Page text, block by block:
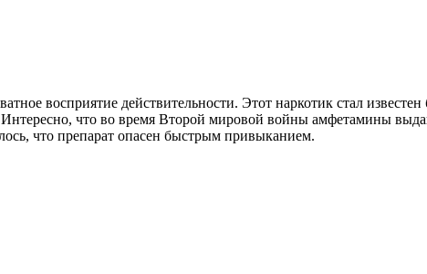
восприятие действительности. Этот наркотик стал известен
что во время Второй мировой войны амфетамины
что препарат опасен быстрым привыканием.